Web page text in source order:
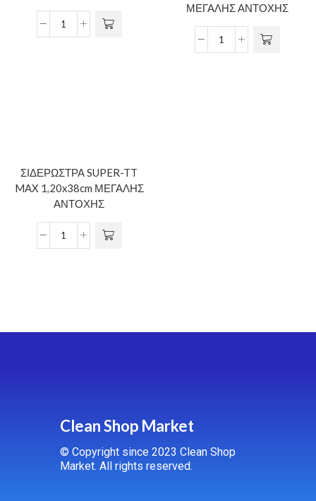
ΜΕΓΑΛΗΣ ΑΝΤΟΧΗΣ
ΣΙΔΕΡΩΣΤΡΑ SUPER-TT
MAX 1,20x38cm ΜΕΓΑΛΗΣ
ΑΝΤΟΧΗΣ
Clean Shop Market
© Copyright since 2023 Clean Shop
Market. All rights reserved.